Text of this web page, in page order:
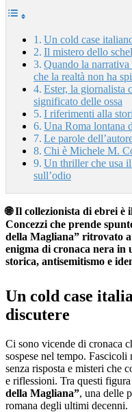
Un cold case
Il mistero dello
Quando la
che la realtà non ha
Ester, la giornalista
significato delle ossa
I riferimenti alla
Una Roma lontana
Le parole
Chi è Michele M.
Un thriller che usa
sull’odio
🌐 Il collezionista di ebrei
Concezzi che prende
della Magliana” ritrovato
enigma di cronaca nera in
storica, antisemitismo e
Un cold case
discutere
Ci sono vicende di cronaca
sospese nel tempo.
senza risposta e misteri che
e riflessioni. Tra questi
della Magliana”, una delle
romana degli ultimi decenni.